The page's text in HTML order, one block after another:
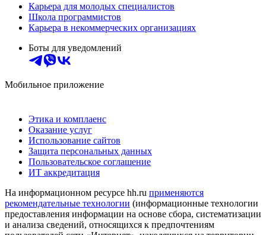
Карьера для молодых специалистов
Школа программистов
Карьера в некоммерческих организациях
Боты для уведомлений
Мобильное приложение
Этика и комплаенс
Оказание услуг
Использование сайтов
Защита персональных данных
Пользовательское соглашение
ИТ аккредитация
На информационном ресурсе hh.ru применяются
рекомендательные технологии (информационные технологии
предоставления информации на основе сбора, систематизации
и анализа сведений, относящихся к предпочтениям